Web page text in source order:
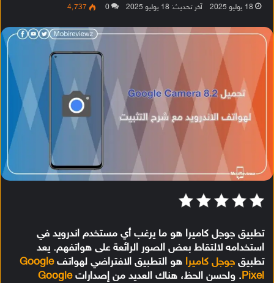
18 يوليو 2025 آخر تحديث: 18 يوليو 2025 0 4٬737
تطبيق جوجل كاميرا هو ما يرغب أي مستخدم اندرويد في
استخدامه لالتقاط بعض الصور الرائعة على هواتفهم. يعد
تطبيق جوجل كاميرا هو التطبيق الافتراضي لهواتفGoogle
Pixel. ولحسن الحظ، هناك العديد من إصداراتGoogle